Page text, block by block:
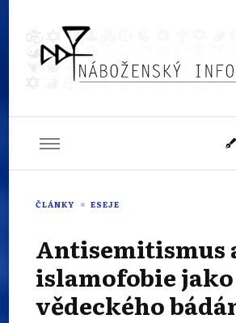
ČLÁNKY ESEJE
Antisemitismus
islamofobie
vědeckého